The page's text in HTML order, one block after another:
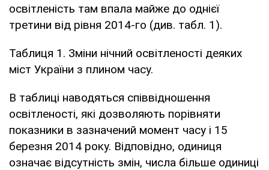
освітленість там впала майже до однієї
третини від рівня 2014-го (див. табл. 1).
Таблиця 1. Зміни нічний освітленості деяких
міст України з плином часу.
В таблиці наводяться співвідношення
освітленості, які дозволяють порівняти
показники в зазначений момент часу і 15
березня 2014 року. Відповідно, одиниця
означає відсутність змін, числа більше одиниці